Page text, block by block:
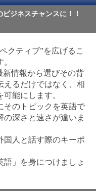
ジネスチャンスに！！
クティブ”を広げるこ
新情報から選びその背
えるだけではなく、相
能にします。
そのトピックを英語で
深さと速さが違いま
国人と話す際のキーポ
語」を身につけましょ